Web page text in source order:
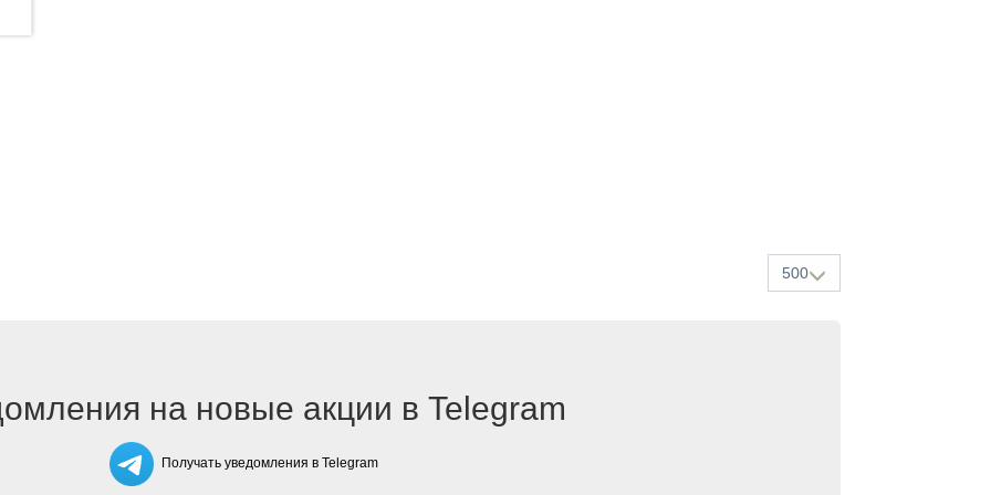
500
на новые акции в Telegram
Получать уведомления в Telegram